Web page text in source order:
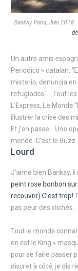
Banksy Paris, Juin
Un autre amis
Periodico » catalan:
misterio, denuncia
refugiados"… Tout les
L’Express, Le
illustrer la crise des
Et j’en passe… Une
menée. C’est le
Lourd
J'aime bien Banksy,
peint rose bonbon
recouvrir) C’est trop!
pas peur des clichés.
Tout le monde
en est le King «
pour se faire passer
discret à côté, je dis